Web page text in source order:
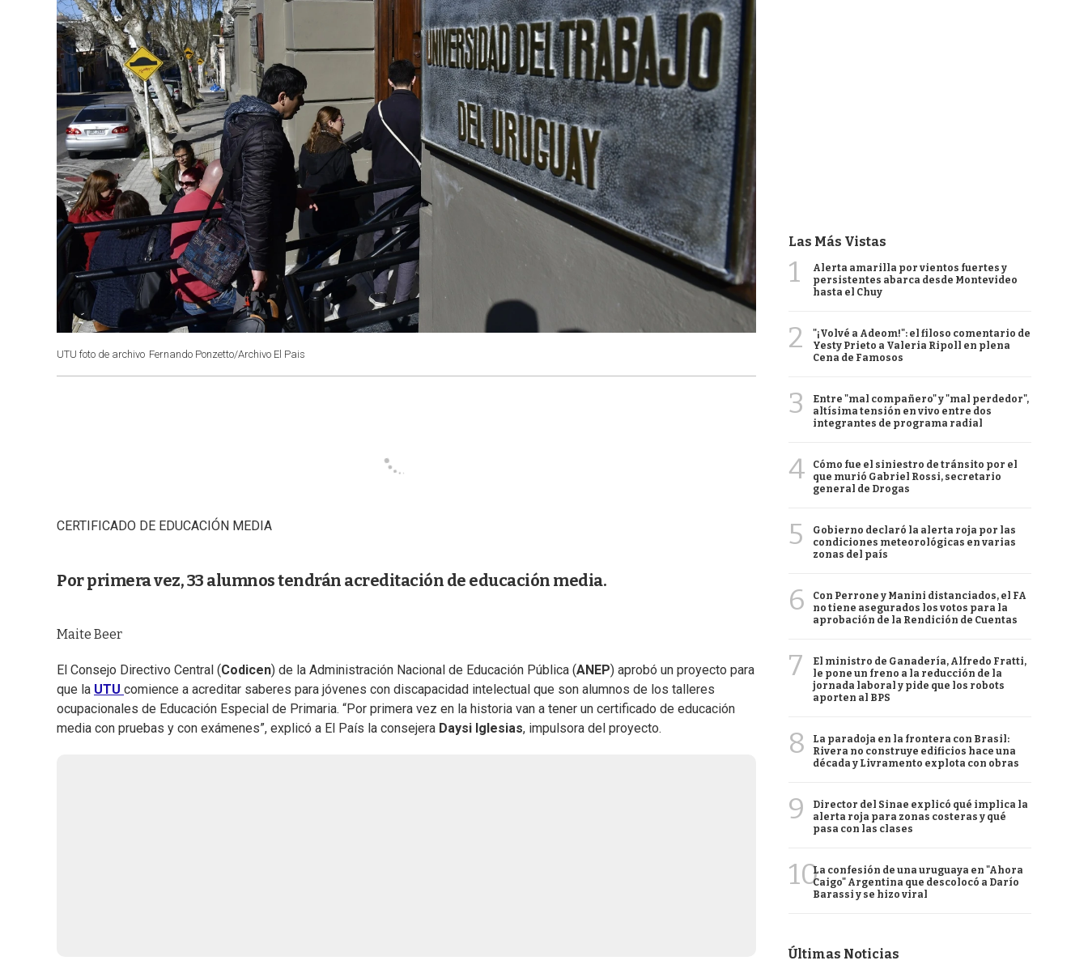
UTU foto de archivo Fernando Ponzetto/Archivo El Pais
CERTIFICADO DE EDUCACIÓN MEDIA
Por primera vez, 33 alumnos tendrán acreditación de educación media.
Maite Beer
El Consejo Directivo Central (Codicen) de la Administración Nacional de Educación Pública (ANEP) aprobó un proyecto para
que la UTU comience a acreditar saberes para jóvenes con discapacidad intelectual que son alumnos de los talleres
ocupacionales de Educación Especial de Primaria. “Por primera vez en la historia van a tener un certificado de educación
media con pruebas y con exámenes”, explicó a El País la consejera Daysi Iglesias, impulsora del proyecto.
Las Más Vistas
1
Alerta amarilla por vientos fuertes y
persistentes abarca desde Montevideo
hasta el Chuy
2
"¡Volvé a Adeom!": el filoso comentario de
Yesty Prieto a Valeria Ripoll en plena
Cena de Famosos
3
Entre "mal compañero" y "mal perdedor",
altísima tensión en vivo entre dos
integrantes de programa radial
4
Cómo fue el siniestro de tránsito por el
que murió Gabriel Rossi, secretario
general de Drogas
5
Gobierno declaró la alerta roja por las
condiciones meteorológicas en varias
zonas del país
6
Con Perrone y Manini distanciados, el FA
no tiene asegurados los votos para la
aprobación de la Rendición de Cuentas
7
El ministro de Ganadería, Alfredo Fratti,
le pone un freno a la reducción de la
jornada laboral y pide que los robots
aporten al BPS
8
La paradoja en la frontera con Brasil:
Rivera no construye edificios hace una
década y Livramento explota con obras
9
Director del Sinae explicó qué implica la
alerta roja para zonas costeras y qué
pasa con las clases
10La confesión de una uruguaya en "Ahora
Caigo" Argentina que descolocó a Darío
Barassi y se hizo viral
Últimas Noticias